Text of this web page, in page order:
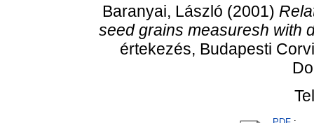
Baranyai, László (2001)
seed grains measuresh with
értekezés, Budapesti